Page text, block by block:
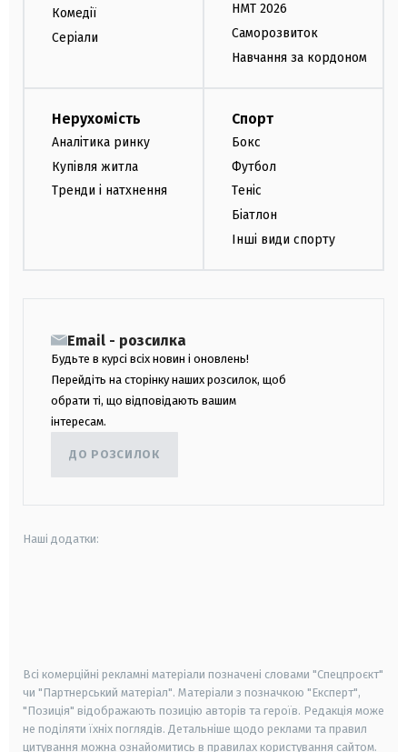
Комедії
Серіали
НМТ 2026
Саморозвиток
Навчання за кордоном
Нерухомість
Аналітика ринку
Купівля житла
Тренди і натхнення
Спорт
Бокс
Футбол
Теніс
Біатлон
Інші види спорту
Email - розсилка
Будьте в курсі всіх новин і оновлень!
Перейдіть на сторінку наших розсилок, щоб
обрати ті, що відповідають вашим
інтересам.
ДО РОЗСИЛОК
Наші додатки:
Всі комерційні рекламні матеріали позначені словами "Спецпроєкт"
чи "Партнерський матеріал". Матеріали з позначкою "Експерт",
"Позиція" відображають позицію авторів та героїв. Редакція може
не поділяти їхніх поглядів. Детальніше щодо реклами та правил
цитування можна ознайомитись в правилах користування сайтом.